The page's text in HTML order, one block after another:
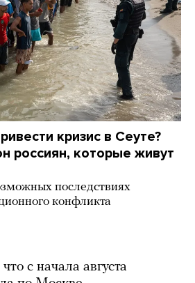
кризис в Сеуте?
россиян, которые живут
последствиях
конфликта
с начала августа